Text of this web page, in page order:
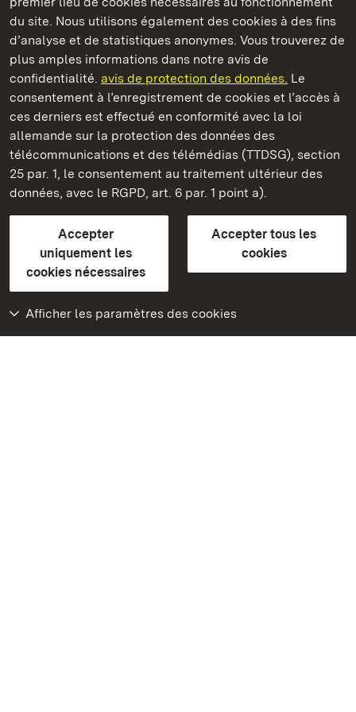
du site. Nous utilisons également des cookies à des fins
d’analyse et de statistiques anonymes. Vous trouverez de
plus amples informations dans notre avis de
confidentialité. avis de protection des données. Le
consentement à l’enregistrement de cookies et l’accès à
ces derniers est effectué en conformité avec la loi
allemande sur la protection des données des
télécommunications et des télémédias (TTDSG), section
25 par. 1, le consentement au traitement ultérieur des
données, avec le RGPD, art. 6 par. 1 point a).
Accepter
uniquement les
cookies nécessaires
Accepter tous les
cookies
Afficher les paramètres des cookies
Château-fort d' Alt-Eberstein
Châteaux et jardins publics du Bade-Wurtemberg
FAQ et réponsesMentions légalesProtection des données
Explications sur l’accessibilité
BITV-konform (geprüfte Seiten)
plus loin
Accueil
Monuments
Rendez-nous visite